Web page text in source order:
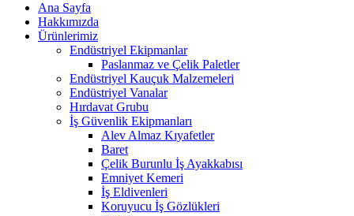
Ana Sayfa
Hakkımızda
Ürünlerimiz
Endüstriyel Ekipmanlar
Paslanmaz ve Çelik Paletler
Endüstriyel Kauçuk Malzemeleri
Endüstriyel Vanalar
Hırdavat Grubu
İş Güvenlik Ekipmanları
Alev Almaz Kıyafetler
Baret
Çelik Burunlu İş Ayakkabısı
Emniyet Kemeri
İş Eldivenleri
Koruyucu İş Gözlükleri